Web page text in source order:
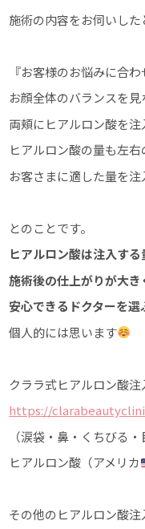
施術の内容をお伺いした
『お客様のお悩みに合わ
お顔全体のバランスを見
両頬にヒアルロン酸を注
ヒアルロン酸の量も左
お客さまに適した量を注
とのことです。
ヒアルロン酸は注入する
施術後の仕上がりが大き
安心できるドクターを選
個人的には思います
クララ式ヒアルロン酸
https://
（涙袋・鼻・くちびる
ヒアルロン酸（アメリカ
その他のヒアルロン酸